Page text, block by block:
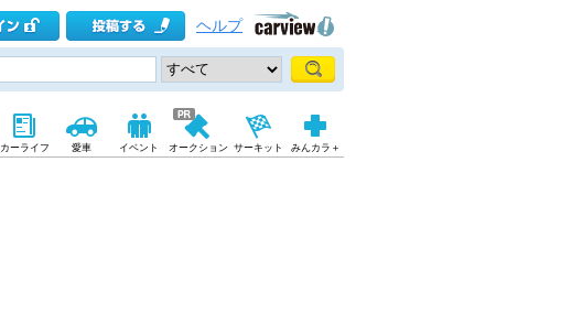
ヘルプ
カーライフ 愛車 イベント オークション サーキット みんカラ＋